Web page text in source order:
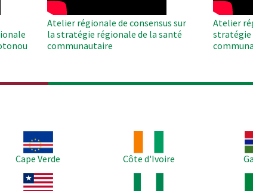
Atelier régionale de consensus sur
la stratégie régionale de la santé
communautaire
Atelier
stratégie
Cape Verde
Côte d'Ivoire